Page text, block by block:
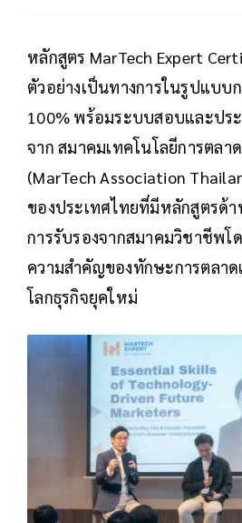
หลักสูตร MarTech Expert
ตัวอย่างเป็นทางการในรูปแบบ
100% พร้อมระบบสอบและปร
จาก สมาคมเทคโนโลยีการตลา
(MarTech Association
ของประเทศไทยที่มีหลักสูตรด้า
การรับรองจากสมาคมวิชาชีพโ
ความสำคัญของทักษะการตลาด
โลกธุรกิจยุคใหม่